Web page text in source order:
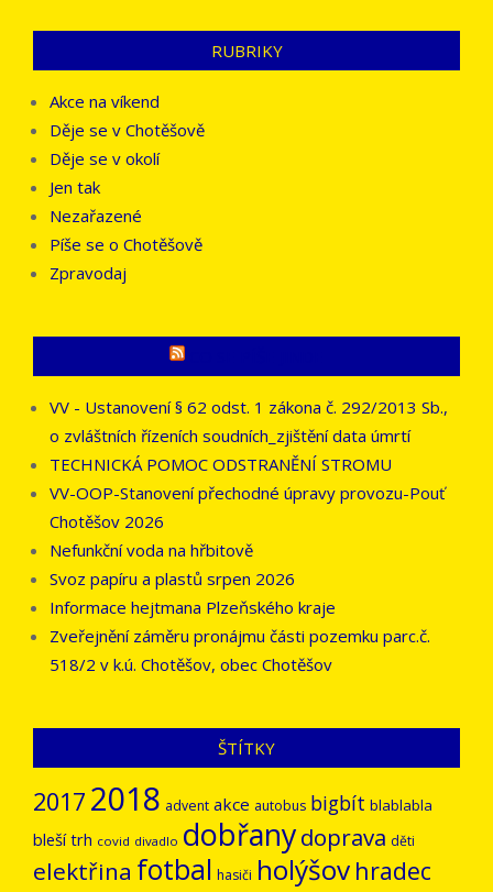
RUBRIKY
Akce na víkend
Děje se v Chotěšově
Děje se v okolí
Jen tak
Nezařazené
Píše se o Chotěšově
Zpravodaj
VV - Ustanovení § 62 odst. 1 zákona č. 292/2013 Sb.,
o zvláštních řízeních soudních_zjištění data úmrtí
TECHNICKÁ POMOC ODSTRANĚNÍ STROMU
VV-OOP-Stanovení přechodné úpravy provozu-Pouť
Chotěšov 2026
Nefunkční voda na hřbitově
Svoz papíru a plastů srpen 2026
Informace hejtmana Plzeňského kraje
Zveřejnění záměru pronájmu části pozemku parc.č.
518/2 v k.ú. Chotěšov, obec Chotěšov
ŠTÍTKY
2017 2018 advent akce autobus bigbít blablabla
bleší trh covid divadlo dobřanydoprava děti
elektřina fotbal hasiči holýšov hradec